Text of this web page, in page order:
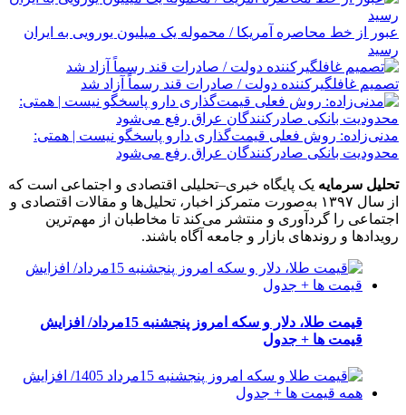
عبور از خط محاصره آمریکا / محموله یک میلیون یورویی به ایران
رسید
تصمیم غافلگیرکننده دولت / صادرات قند رسماً آزاد شد
مدنی‌زاده: روش فعلی قیمت‌گذاری دارو پاسخگو نیست | همتی:
محدودیت بانکی صادرکنندگان عراق رفع می‌شود
تحلیل سرمایه یک پایگاه خبری–تحلیلی اقتصادی و اجتماعی است که
از سال ۱۳۹۷ به‌صورت متمرکز اخبار، تحلیل‌ها و مقالات اقتصادی و
اجتماعی را گردآوری و منتشر می‌کند تا مخاطبان از مهم‌ترین
رویدادها و روندهای بازار و جامعه آگاه باشند.
قیمت طلا، دلار و سکه امروز پنجشنبه 15مرداد/ افزایش
قیمت ها + جدول